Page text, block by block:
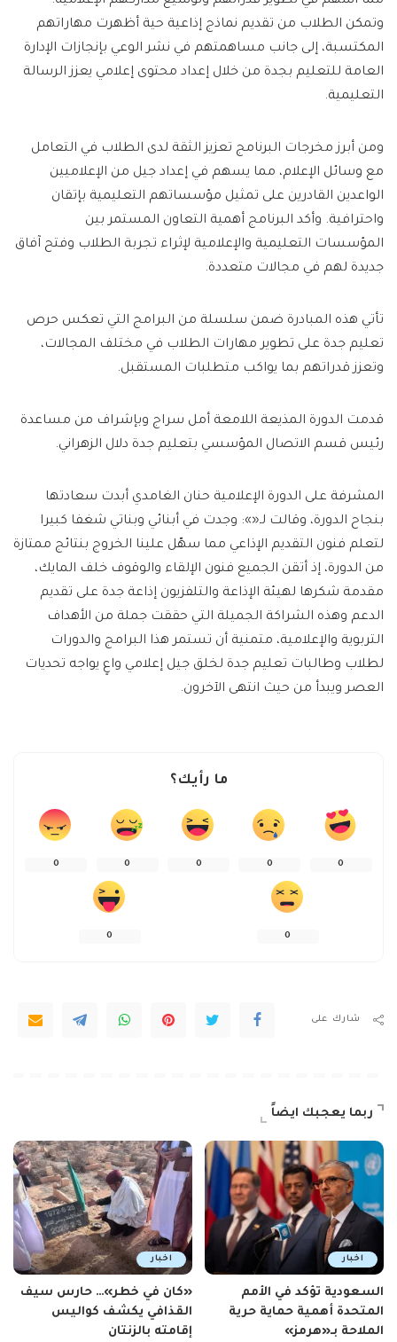
وتمكن الطلاب من تقديم نماذج إذاعية حية أظهرت مهاراتهم
المكتسبة، إلى جانب مساهمتهم في نشر الوعي بإنجازات الإدارة
العامة للتعليم بجدة من خلال إعداد محتوى إعلامي يعزز الرسالة
التعليمية.
ومن أبرز مخرجات البرنامج تعزيز الثقة لدى الطلاب في التعامل
مع وسائل الإعلام، مما يسهم في إعداد جيل من الإعلاميين
الواعدين القادرين على تمثيل مؤسساتهم التعليمية بإتقان
واحترافية. وأكد البرنامج أهمية التعاون المستمر بين
المؤسسات التعليمية والإعلامية لإثراء تجربة الطلاب وفتح آفاق
جديدة لهم في مجالات متعددة.
تأتي هذه المبادرة ضمن سلسلة من البرامج التي تعكس حرص
تعليم جدة على تطوير مهارات الطلاب في مختلف المجالات،
وتعزز قدراتهم بما يواكب متطلبات المستقبل.
قدمت الدورة المذيعة اللامعة أمل سراج وبإشراف من مساعدة
رئيس قسم الاتصال المؤسسي بتعليم جدة دلال الزهراني.
المشرفة على الدورة الإعلامية حنان الغامدي أبدت سعادتها
بنجاح الدورة، وقالت لـ«»: وجدت في أبنائي وبناتي شغفا كبيرا
لتعلم فنون التقديم الإذاعي مما سهّل علينا الخروج بنتائج ممتازة
من الدورة، إذ أتقن الجميع فنون الإلقاء والوقوف خلف المايك،
مقدمة شكرها لهيئة الإذاعة والتلفزيون إذاعة جدة على تقديم
الدعم وهذه الشراكة الجميلة التي حققت جملة من الأهداف
التربوية والإعلامية، متمنية أن تستمر هذا البرامج والدورات
لطلاب وطالبات تعليم جدة لخلق جيل إعلامي واعٍ يواجه تحديات
العصر ويبدأ من حيث انتهى الآخرون.
ما رأيك؟
0
0
0
0
0
0
0
شارك على
ربما يعجبك ايضاً
اخبار
السعودية تؤكد في الأمم
المتحدة أهمية حماية حرية
الملاحة بـ«هرمز»
اخبار
«كان في خطر»… حارس سيف
القذافي يكشف كواليس
إقامته بالزنتان